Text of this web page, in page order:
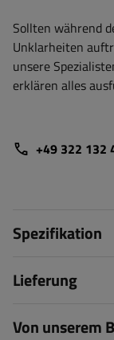
Sollten während
Unklarheiten
unsere
erklären alles
+49 322 132
Spezifikation
Lieferung
Von unserem